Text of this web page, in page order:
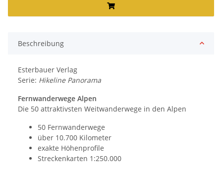
Beschreibung
Esterbauer Verlag
Serie: Hikeline Panorama
Fernwanderwege Alpen
Die 50 attraktivsten Weitwanderwege in den Alpen
50 Fernwanderwege
über 10.700 Kilometer
exakte Höhenprofile
Streckenkarten 1:250.000